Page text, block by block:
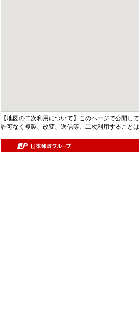
【地図の二次利用について】このページで公開
許可なく複製、改変、送信等、二次利用すること